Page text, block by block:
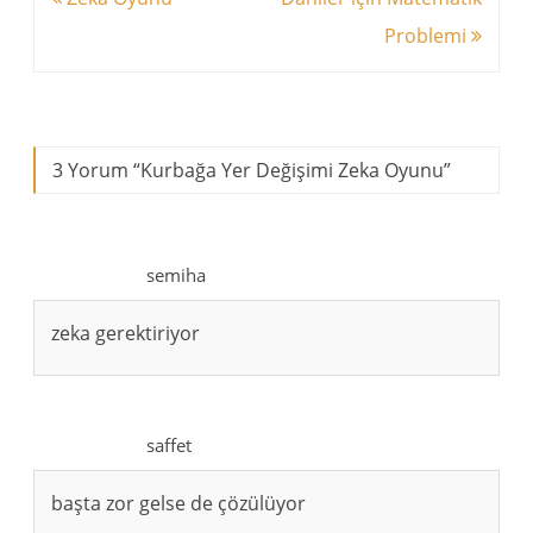
Problemi
3 Yorum “Kurbağa Yer Değişimi Zeka Oyunu”
semiha
zeka gerektiriyor
saffet
başta zor gelse de çözülüyor